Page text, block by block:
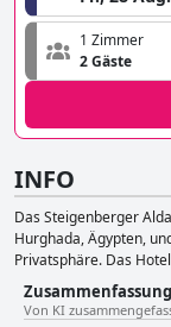
1 Zimmer
2 Gäste
INFO
Das Steigenberger
Hurghada, Ägypten,
Privatsphäre. Das
eingerichtete
Rote Meer. Die Gäste
Von KI